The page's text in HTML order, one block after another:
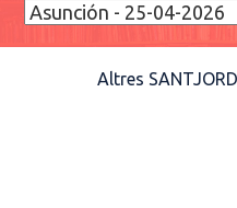
Altres